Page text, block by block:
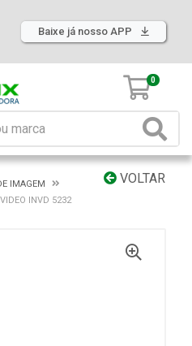
Baixe já nosso APP
0
VOLTAR
IMAGEM
INVD 5232